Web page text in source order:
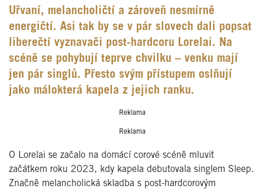
Uřvaní, melancholičtí a zároveň nesmírně
energičtí. Asi tak by se v pár slovech dali popsat
liberečtí vyznavači post-hardcoru Lorelai. Na
scéně se pohybují teprve chvilku – venku mají
jen pár singlů. Přesto svým přístupem oslňují
jako málokterá kapela z jejich ranku.
Reklama
Reklama
O Lorelai se začalo na domácí corové scéně mluvit
začátkem roku 2023, kdy kapela debutovala singlem Sleep.
Značně melancholická skladba s post-hardcorovým